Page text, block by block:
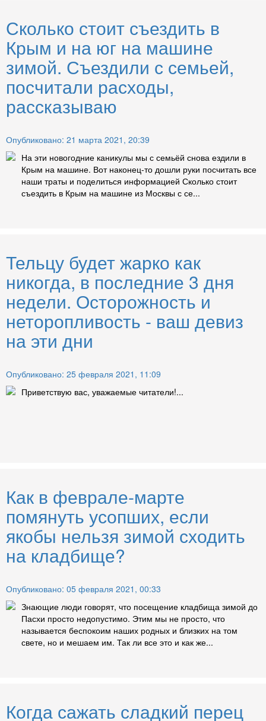
Сколько стоит съездить в
Крым и на юг на машине
зимой. Съездили с семьей,
посчитали расходы,
рассказываю
Опубликовано: 21 марта 2021, 20:39
На эти новогодние каникулы мы с семьёй снова ездили в
Крым на машине. Вот наконец-то дошли руки посчитать все
наши траты и поделиться информацией Сколько стоит
съездить в Крым на машине из Москвы с се...
Тельцу будет жарко как
никогда, в последние 3 дня
недели. Осторожность и
неторопливость - ваш девиз
на эти дни
Опубликовано: 25 февраля 2021, 11:09
Приветствую вас, уважаемые читатели!...
Как в феврале-марте
помянуть усопших, если
якобы нельзя зимой сходить
на кладбище?
Опубликовано: 05 февраля 2021, 00:33
Знающие люди говорят, что посещение кладбища зимой до
Пасхи просто недопустимо. Этим мы не просто, что
называется беспокоим наших родных и близких на том
свете, но и мешаем им. Так ли все это и как же...
Когда сажать сладкий перец